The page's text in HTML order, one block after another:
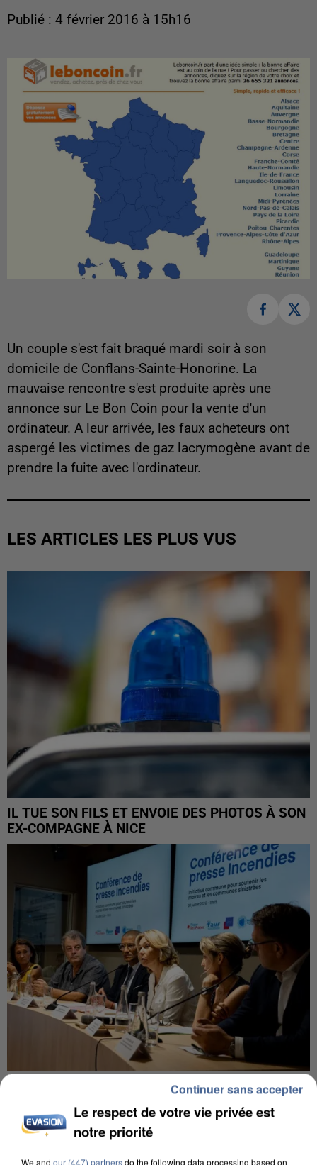
Publié : 4 février 2016 à 15h16
Un couple s'est fait braqué mardi soir à son
domicile de Conflans-Sainte-Honorine. La
mauvaise rencontre s'est produite après une
annonce sur Le Bon Coin pour la vente d'un
ordinateur. A leur arrivée, les faux acheteurs ont
aspergé les victimes de gaz lacrymogène avant de
prendre la fuite avec l'ordinateur.
LES ARTICLES LES PLUS VUS
IL TUE SON FILS ET ENVOIE DES PHOTOS À SON
EX-COMPAGNE À NICE
INCENDIES : L’ÎLE-DE-FRANCE LANCE UN ÉLAN
Le respect de votre vie privée est
notre priorité
We and our (447) partnersdo the following data processing based on
Continuer sans accepter